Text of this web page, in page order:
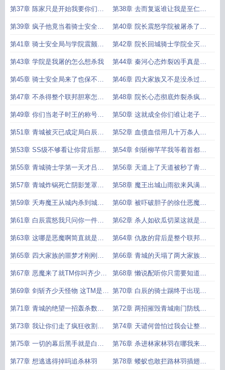
城复仇之 强者
第37章 陈家只是开始我要你们百
倍奉还
第38章 去而复返谁让我是至仁至
善的魔王呢
第39章 疯子他竟当着骑士安全局
的面杀人
第40章 院长震怒学院被屠杀了到
底谁干的
第41章 骑士安全局与学院震颤一
夜之间青
第42章 院长回城骑士学院全灭青
城将彻底
第43章 学院是我屠的怎么想杀我 第44章 秦河心态炸裂凶手真是白
辰
第45章 骑士安全局来了也保不住
你我说的
第46章 四大家族又不是没杀过对
整个青城
第47章 不杀得整个联邦胆寒怎么
对得起你们
第48章 院长心态彻底炸裂杀疯了
的恶魔恐
第49章 你们当老子时王的称号是
自封的联手
第50章 这就成全你们谁让老子是
最有爱心的
第51章 青城被灭已成定局白辰的
仇恨加深
第52章 血债血偿用几十万条人命
向联邦宣
第53章 SS级不够看让你背后那个
SSS
第54章 剑斩柳芊芊我等着首都
SSS级来青
第55章 青城骑士学第一天才吕天
道
第56章 天道上了天道被秒了青城
将不复存
第57章 青城炸锅死亡阴影笼罩全
城杀神到
第58章 魔王出城山雨欲来风满楼
青城民众
第59章 夭寿魔王从城内杀到城外
了四大家
第60章 被吓破胆子的徐仕恶魔果
然是白辰
第61章 白辰震怒我只问你一件事
我妹妹在
第62章 杀人如砍瓜切菜这就是
SSS级的实
第63章 这哪是恶魔啊简直就是行
走在人间的
第64章 仇敌的背后是整个联邦那
我就覆灭全
第65章 四大家族的噩梦才刚刚开
始云溪
第66章 青城的天塌了两大家族震
怒
第67章 恶魔来了就TM你叫齐少天
啊
第68章 懒说配听你只需要知道今
天是你的
第69章 剑斩齐少天怪物 这TM是我
们的友
第70章 白辰的骑士踢终于出现谁
说我最强的
第71章 青城的绝望一招轰杀数百
骑士这就
第72章 两招摧毁青城南门防线怪
物杀进青
第73章 我让你们走了疯狂收割距
离解锁逢
第74章 天谴何曾怕过我会让整座
青城陷
第75章 一切的幕后黑手就是白辰
林家之危
第76章 杀进林家林羽在哪我来取
他人头了
第77章 想逃逃得掉吗追杀林羽 第78章 蝼蚁也敢拦路林羽插翅难